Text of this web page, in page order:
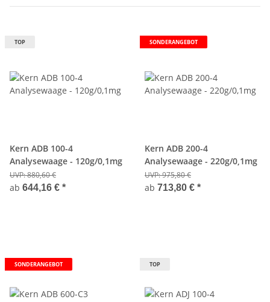
TOP
Kern ADB 100-4
Analysewaage - 120g/0,1mg
UVP:880,60 €
ab 644,16 € *
SONDERANGEBOT
Kern ADB 200-4
Analysewaage - 220g/0,1mg
UVP:975,80 €
ab 713,80 € *
SONDERANGEBOT TOP